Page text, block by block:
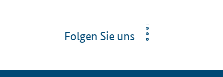
Folgen Sie uns